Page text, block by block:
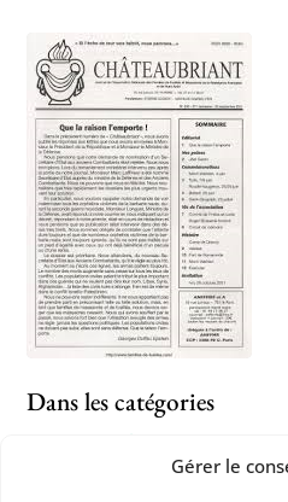
Gérer le
Dans les catégories